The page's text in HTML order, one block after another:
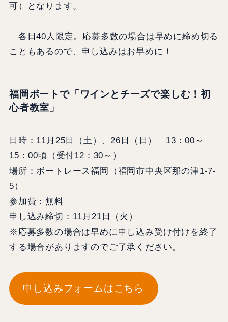
可）となります。
各日40人限定。応募多数の場合は早めに締め切る
こともあるので、申し込みはお早めに！
福岡ボートで「ワインとチーズで楽しむ！初
心者教室」
日時：11月25日（土）、26日（日） 13：00～
15：00頃（受付12：30～）
場所：ボートレース福岡（福岡市中央区那の津1-7-
5）
参加費：無料
申し込み締切：11月21日（火）
※応募多数の場合は早めに申し込み受け付けを終了
する場合がありますのでご了承ください。
申し込みフォームはこちら